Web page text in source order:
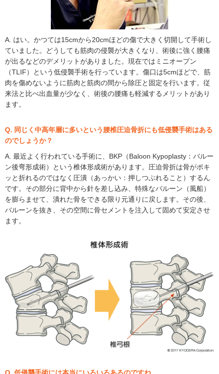
A. はい。かつては15cmから20cmほどの傷で大きく切開して手術し
ていました。どうしても筋肉の侵襲が大きくなり、術後に強く腰痛
が出るなどのデメリットがありました。現在ではミニオープン
（TLIF）という低侵襲手術を行っています。傷口は5cmほどで、筋
肉を傷めないように筋肉と筋肉の間から除圧と固定を行います。従
来法と比べ出血量が少なく、術後の腰痛も軽減するメリットがあり
ます。
Q. 同じく中高年層に多いという腰椎圧迫骨折にも低侵襲手術はある
のでしょうか？
A. 最近よく行われている手術に、BKP（Baloon Kypoplasty：バルー
ン後弯形成術）という椎体形成術があります。圧迫骨折は骨がポキ
ッと折れるのではなく圧潰（あっかい：押しつぶれること）するん
です。その部分に背中から針を差し込み、特殊なバルーン（風船）
を膨らませて、潰れた骨をできる限り元通りに戻します。その後、
バルーンを抜き、その空間に骨セメントを注入して固めて安定させ
ます。
Q. 低侵襲手術には本当にいろいろあるのですね。